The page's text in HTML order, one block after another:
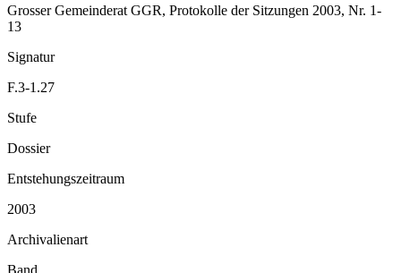
Grosser Gemeinderat GGR, Protokolle der Sitzungen 2003, Nr. 1-
13
Signatur
F.3-1.27
Stufe
Dossier
Entstehungszeitraum
2003
Archivalienart
Band